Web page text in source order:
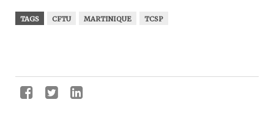
TAGS CFTU MARTINIQUE TCSP